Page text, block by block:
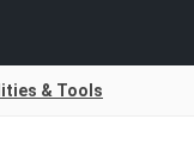
& Tools